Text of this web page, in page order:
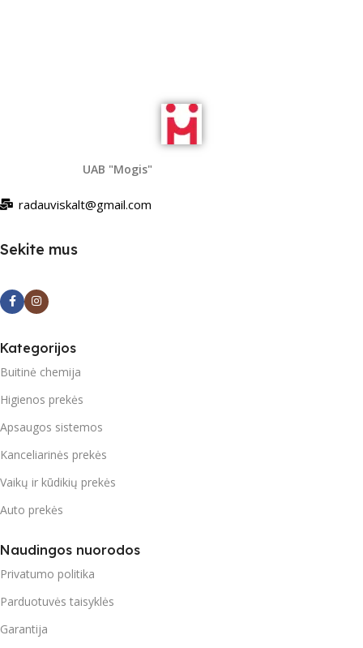
UAB "Mogis"
radauviskalt@gmail.com
Sekite mus
Kategorijos
Buitinė chemija
Higienos prekės
Apsaugos sistemos
Kanceliarinės prekės
Vaikų ir kūdikių prekės
Auto prekės
Naudingos nuorodos
Privatumo politika
Parduotuvės taisyklės
Garantija